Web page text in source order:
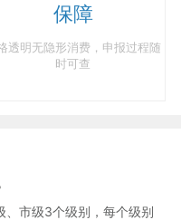
保障
透明无隐形消费，申报过程随
时可查
、市级3个级别，每个级别